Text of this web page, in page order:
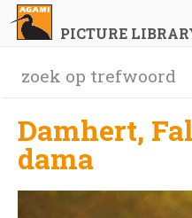
PICTURE
Damhert,
dama